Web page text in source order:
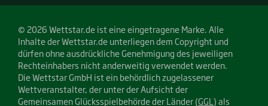
© 2026 Wettstar.de ist eine eingetragene Marke. Alle
Inhalte der Wettstar.de unterliegen dem Copyright und
dürfen ohne ausdrückliche Genehmigung des jeweiligen
Rechteinhabers nicht anderweitig verwendet werden.
Die Wettstar GmbH ist ein behördlich zugelassener
Wettveranstalter, der unter der Aufsicht der
Gemeinsamen Glücksspielbehörde der Länder (GGL ) als